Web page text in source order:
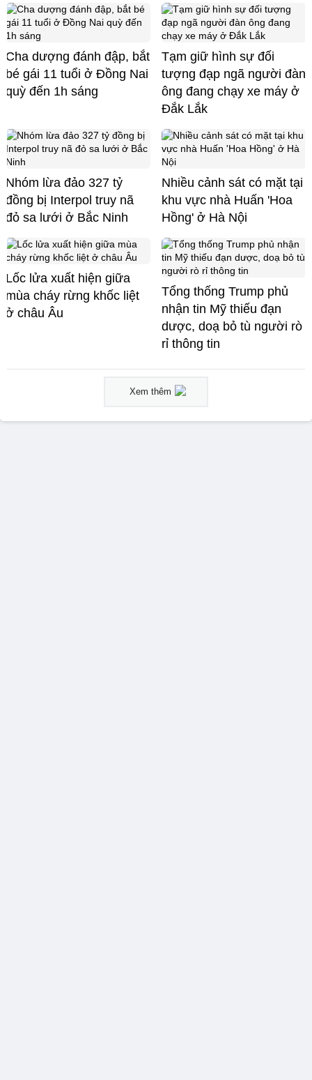
Cha dượng đánh đập, bắt
bé gái 11 tuổi ở Đồng Nai
quỳ đến 1h sáng
Tạm giữ hình sự đối
tượng đạp ngã người đàn
ông đang chạy xe máy ở
Đắk Lắk
Nhóm lừa đảo 327 tỷ
đồng bị Interpol truy nã
đỏ sa lưới ở Bắc Ninh
Nhiều cảnh sát có mặt tại
khu vực nhà Huấn 'Hoa
Hồng' ở Hà Nội
Lốc lửa xuất hiện giữa
mùa cháy rừng khốc liệt
ở châu Âu
Tổng thống Trump phủ
nhận tin Mỹ thiếu đạn
dược, doạ bỏ tù người rò
rỉ thông tin
Xem thêm